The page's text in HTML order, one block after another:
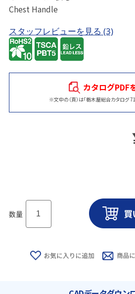
Chest Handle
スタッフレビューを見る (3)
カタログPDF
※文中の（頁）は「栃木屋総合カタログ 71
数量